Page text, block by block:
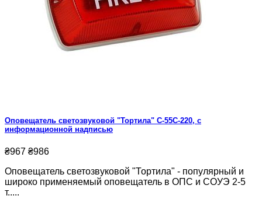
Оповещатель светозвуковой "Тортила" С-55С-220, с
информационной надписью
₴967 ₴986
Оповещатель светозвуковой "Тортила" - популярный и
широко применяемый оповещатель в ОПС и СОУЭ 2-5
т.....